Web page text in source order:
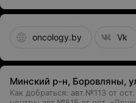
oncology.by Vk
Минский р-н, Боровляны,
Как добраться: авт.№113 от